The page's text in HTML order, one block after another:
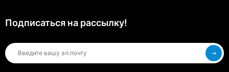
Подписаться на рассылкy!